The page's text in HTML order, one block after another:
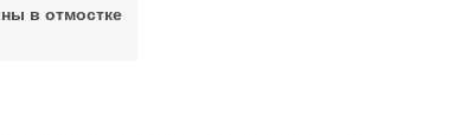
в отмостке